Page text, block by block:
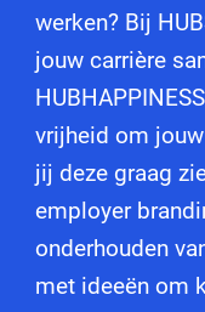
werken? Bij
jouw carrière
vrijheid om
jij deze graag
employer
onderhouden
met ideeën om